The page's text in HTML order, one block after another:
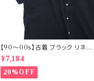
【90～00s】古着 ブラック リネン
コットンシャツ 黒 ボックスシルエッ
ト
¥7,184
20%OFF